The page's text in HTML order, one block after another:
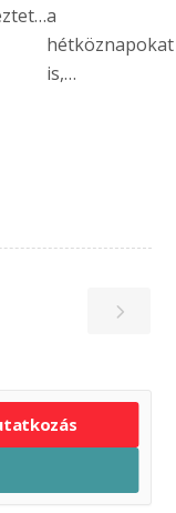
a
hétköznapokat
is,…